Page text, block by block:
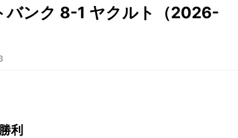
バンク 8-1 ヤクルト（2026-
利